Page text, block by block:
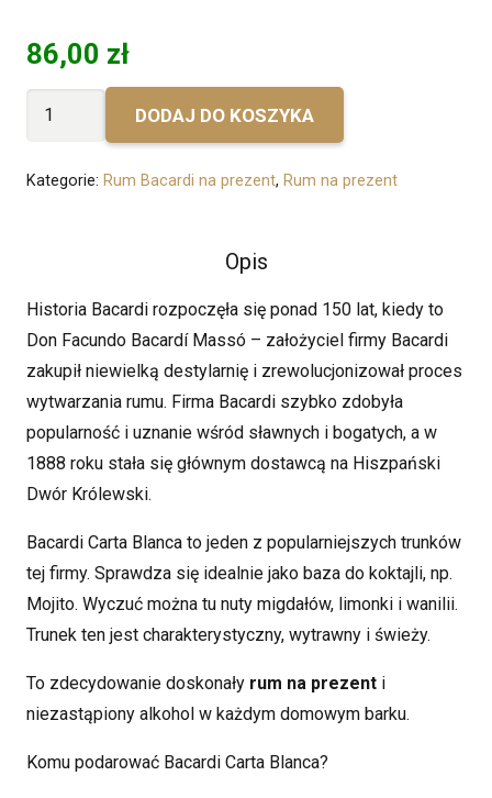
86,00 zł
DODAJ DO KOSZYKA
Kategorie: Rum Bacardi na prezent, Rum na prezent
Opis
Historia Bacardi rozpoczęła się ponad 150 lat, kiedy to
Don Facundo Bacardí Massó – założyciel firmy Bacardi
zakupił niewielką destylarnię i zrewolucjonizował proces
wytwarzania rumu. Firma Bacardi szybko zdobyła
popularność i uznanie wśród sławnych i bogatych, a w
1888 roku stała się głównym dostawcą na Hiszpański
Dwór Królewski.
Bacardi Carta Blanca to jeden z popularniejszych trunków
tej firmy. Sprawdza się idealnie jako baza do koktajli, np.
Mojito. Wyczuć można tu nuty migdałów, limonki i wanilii.
Trunek ten jest charakterystyczny, wytrawny i świeży.
To zdecydowanie doskonały rum na prezent i
niezastąpiony alkohol w każdym domowym barku.
Komu podarować Bacardi Carta Blanca?